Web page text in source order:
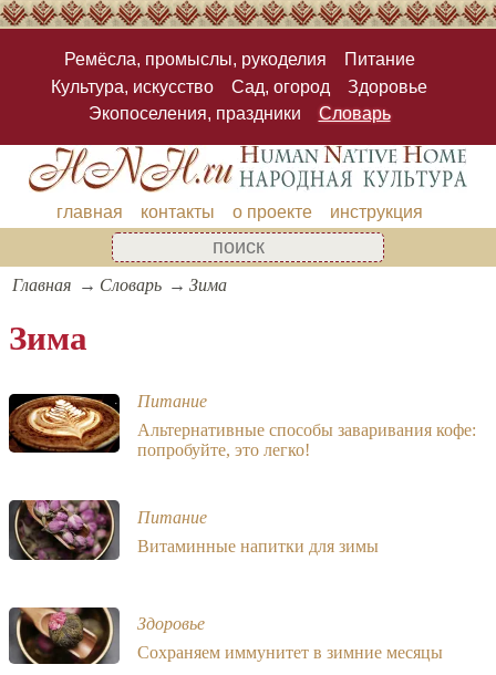
Ремёсла, промыслы, рукоделия
Питание
Культура, искусство
Сад, огород
Здоровье
Экопоселения, праздники
Словарь
главная контакты о проекте инструкция
Главная Словарь Зима
Зима
Питание
Альтернативные способы заваривания кофе:
попробуйте, это легко!
Питание
Витаминные напитки для зимы
Здоровье
Сохраняем иммунитет в зимние месяцы